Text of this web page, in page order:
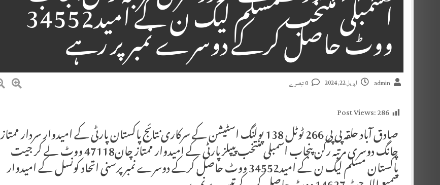
اسمبلی منتخب مسلم لیگ ن کے امید34552ووٹ حاصل کرکے دوسرے نمبر پر رہے
admin اپریل 22, 2024
Post Views:286
صادق آباد حلقہ پی پی 266 ٹوٹل 138 پولنگ اسٹیشن کے سرکاری نتائج پاکستان پارٹی کے امیدوار سردار ممتاز
چانگ دوسری مرتبہ رکن پنجاب اسمبلی منتخب پیپلز پارٹی کے امیدوار ممتاز چان47118 ووٹ لے کر جیت
پاکستان مسلم لیگ ن کے امید34552 ووٹ حاصل کرکے دوسرے نمبر پرسنی اتحاد کونسل کے امیدوار